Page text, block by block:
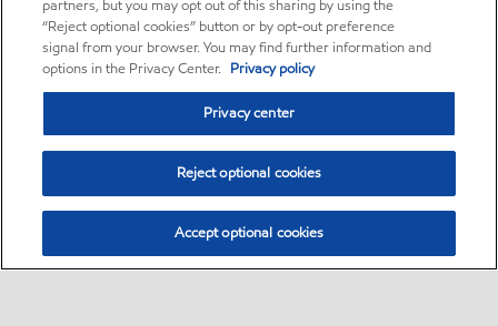
partners, but you may opt out of this sharing by using the
“Reject optional cookies” button or by opt-out preference
signal from your browser. You may find further information and
options in the Privacy Center. Privacy policy
Privacy center
Reject optional cookies
Accept optional cookies